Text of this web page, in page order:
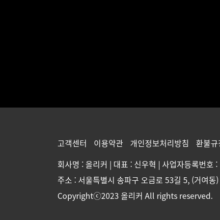
고객센터 이용약관 개인정보처리방침
환불
회사명 : 올리커 | 대표 : 신우혁 | 사업자등록번
주소 : 서울특별시 송파구 오금로 53길 5, (거여동)
Copyrightⓒ2023 올리커 All rights reserved.